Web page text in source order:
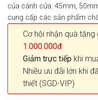
của cánh cửa: 45mm,
cung cấp các sản phẩm
Cơ hội nhận quà tặng
1.000.000đ
Giảm trực tiếp khi
Nhiều ưu đãi lớn khi
thiết (SGD-VIP)